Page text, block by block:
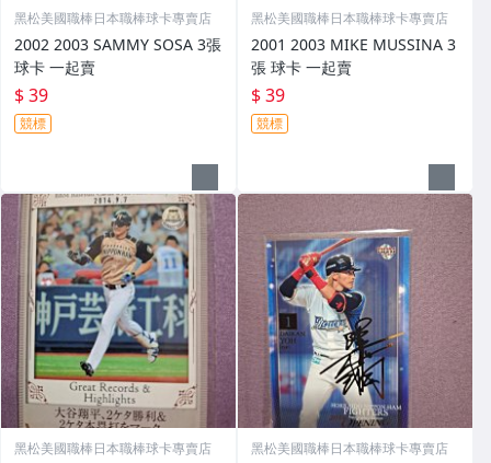
黑松美國職棒日本職棒球卡專賣店
2002 2003 SAMMY SOSA 3張
球卡 一起賣
$ 39
競標
黑松美國職棒日本職棒球卡專賣店
2001 2003 MIKE MUSSINA 3
張 球卡 一起賣
$ 39
競標
黑松美國職棒日本職棒球卡專賣店 黑松美國職棒日本職棒球卡專賣店